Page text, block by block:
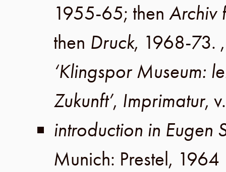
1955-65; then Archiv
then Druck, 1968-73.
‘Klingspor Museum:
Zukunft’, Imprimatur,
introduction in Eugen
Munich: Prestel, 1964